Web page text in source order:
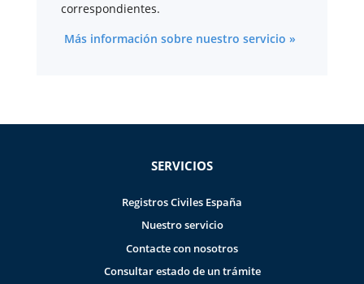
correspondientes.
Más información sobre nuestro servicio »
SERVICIOS
Registros Civiles España
Nuestro servicio
Contacte con nosotros
Consultar estado de un trámite